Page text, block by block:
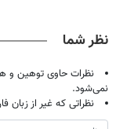
نظر شما
نظرات حاوی توهین و
نمی‌شود.
نظراتی که غیر از زبان